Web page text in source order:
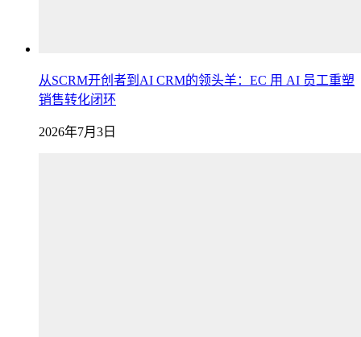
从SCRM开创者到AI CRM的领头羊：EC 用 AI 员工重塑
销售转化闭环
2026年7月3日